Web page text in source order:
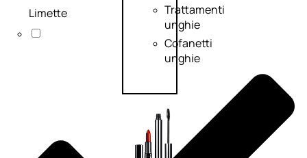
Trattamenti
unghie
Cofanetti
unghie
Limette